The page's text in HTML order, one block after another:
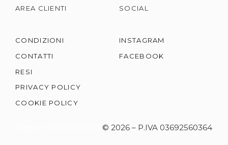
AREA CLIENTI
CONDIZIONI
CONTATTI
RESI
PRIVACY POLICY
COOKIE POLICY
SOCIAL
INSTAGRAM
FACEBOOK
© 2026 – P.IVA 03692560364